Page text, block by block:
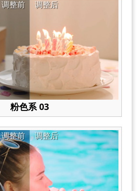
调整后
调整前
粉色系 03
调整后
调整前